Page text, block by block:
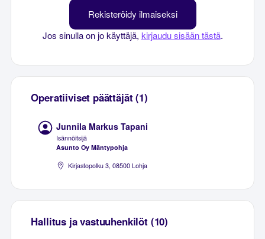
Rekisteröidy ilmaiseksi
Jos sinulla on jo käyttäjä, kirjaudu sisään tästä.
Operatiiviset päättäjät (1)
Junnila Markus Tapani
Isännöitsijä
Asunto Oy Mäntypohja
Kirjastopolku 3, 08500 Lohja
Hallitus ja vastuuhenkilöt (10)